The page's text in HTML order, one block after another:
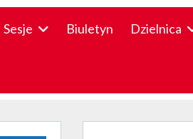
Sesje Biuletyn Dzielnica